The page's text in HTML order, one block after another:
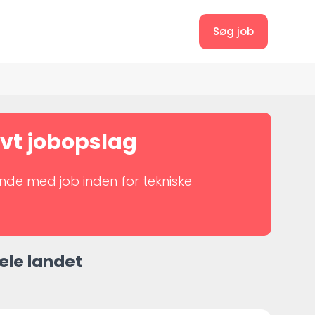
Søg job
jobopslag
med job inden for tekniske
landet